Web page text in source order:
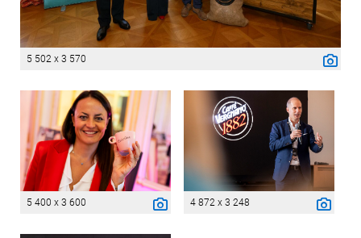
5 502 x 3 570
5 400 x 3 600 4 872 x 3 248